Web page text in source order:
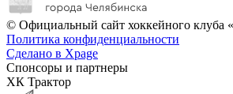
© Официальный сайт хоккейного клуба
Политика конфиденциальности
Сделано в Xpage
Спонсоры и партнеры
ХК Трактор